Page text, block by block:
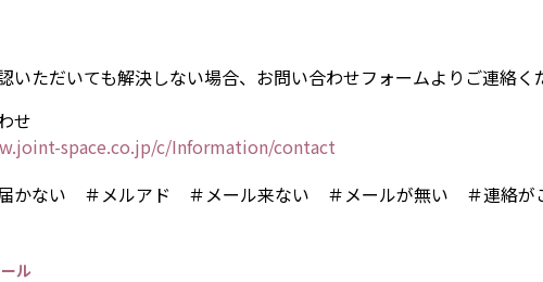
いただいても解決しない場合、お問い合わせフォームよりご連絡く
せ
space.co.jp/c/Information/contact
届かない ＃メルアド ＃メール来ない ＃メールが無い ＃連絡
ル